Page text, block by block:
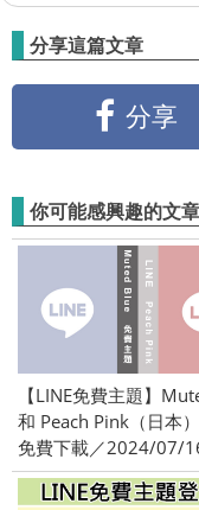
分享這篇文章
分享
你可能感興趣的文章
【LINE免費主題】
和 Peach Pink（日本
免費下載／2024/07/